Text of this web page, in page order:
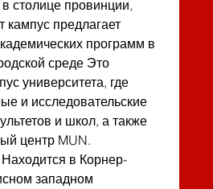
столице провинции,
кампус предлагает
программ в
среде Это
университета, где
и исследовательские
и школ, а также
центр MUN.
в Корнер-
западном